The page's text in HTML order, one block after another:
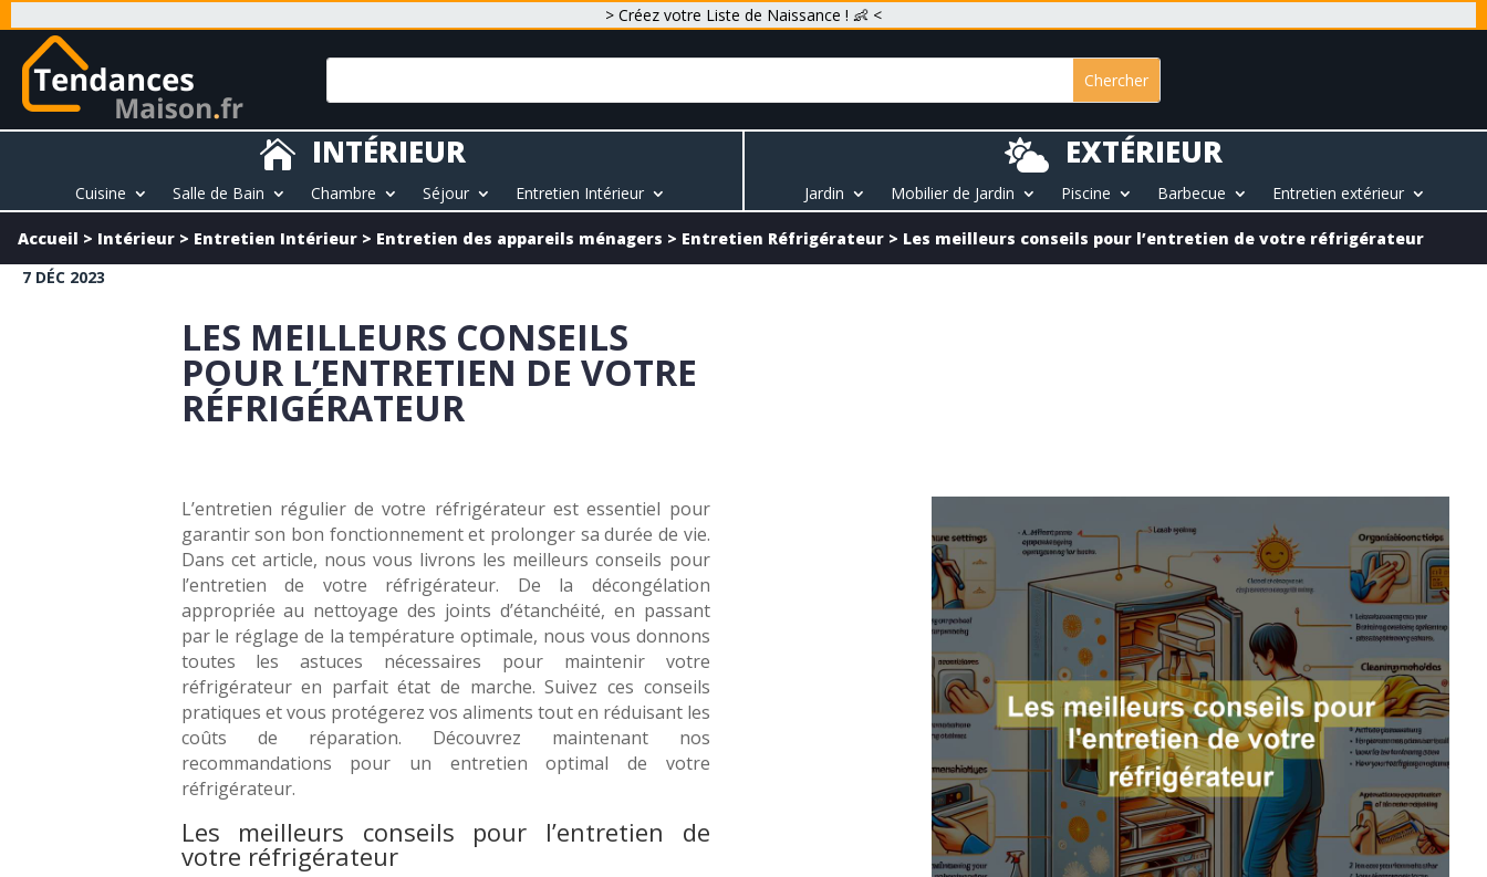
> Créez votre Liste de Naissance ! 👶 <
 INTÉRIEUR
Cuisine Salle de Bain Chambre Séjour Entretien Intérieur
 EXTÉRIEUR
Jardin Mobilier de Jardin Piscine Barbecue Entretien extérieur
Accueil > Intérieur > Entretien Intérieur > Entretien des appareils ménagers > Entretien Réfrigérateur > Les meilleurs conseils pour l’entretien de votre réfrigérateur
7 DÉC 2023
LES MEILLEURS CONSEILS
POUR L’ENTRETIEN DE VOTRE
RÉFRIGÉRATEUR
L’entretien régulier de votre réfrigérateur est essentiel pour
garantir son bon fonctionnement et prolonger sa durée de vie.
Dans cet article, nous vous livrons les meilleurs conseils pour
l’entretien de votre réfrigérateur. De la décongélation
appropriée au nettoyage des joints d’étanchéité, en passant
par le réglage de la température optimale, nous vous donnons
toutes les astuces nécessaires pour maintenir votre
réfrigérateur en parfait état de marche. Suivez ces conseils
pratiques et vous protégerez vos aliments tout en réduisant les
coûts de réparation. Découvrez maintenant nos
recommandations pour un entretien optimal de votre
réfrigérateur.
Les meilleurs conseils pour l’entretien de
votre réfrigérateur